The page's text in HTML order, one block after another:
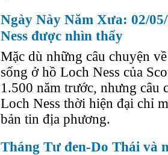
Ngày Này Năm Xưa: 02/
Ness được nhìn thấy
Mặc dù những câu chuyện
sống ở hồ Loch Ness của
1.500 năm trước, nhưng câu
Loch Ness thời hiện đại chỉ
bản tin địa phương.
Tháng Tư đen-Do Thái và